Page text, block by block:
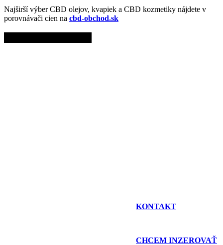
Najširší výber CBD olejov, kvapiek a CBD kozmetiky nájdete v
porovnávači cien na cbd-obchod.sk
KONTAKT
CHCEM INZEROVAŤ